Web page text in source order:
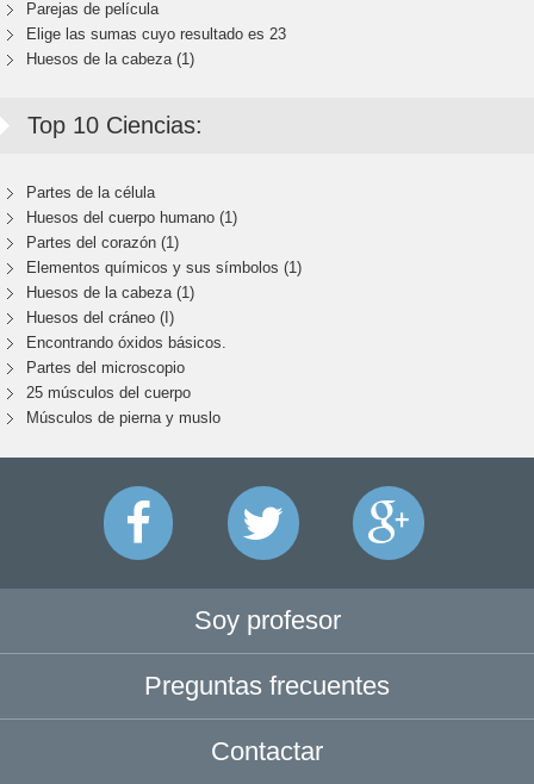
Parejas de película
Elige las sumas cuyo resultado es 23
Huesos de la cabeza (1)
Top 10 Ciencias:
Partes de la célula
Huesos del cuerpo humano (1)
Partes del corazón (1)
Elementos químicos y sus símbolos (1)
Huesos de la cabeza (1)
Huesos del cráneo (I)
Encontrando óxidos básicos.
Partes del microscopio
25 músculos del cuerpo
Músculos de pierna y muslo
Soy profesor
Preguntas frecuentes
Contactar